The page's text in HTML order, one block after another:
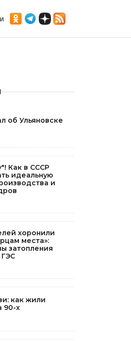
об Ульяновске
Как в СССР
идеальную
и
хоронили
места»:
затопления
как жили
90-х